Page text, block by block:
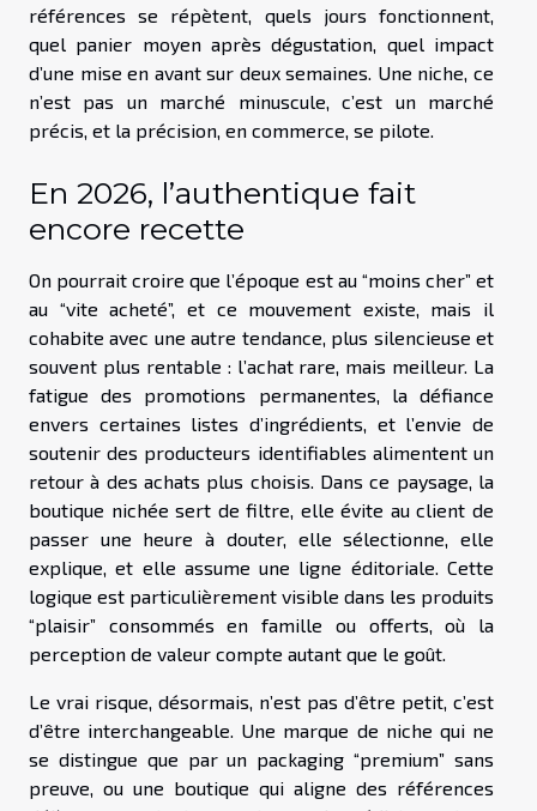
références se répètent, quels jours fonctionnent,
quel panier moyen après dégustation, quel impact
d’une mise en avant sur deux semaines. Une niche, ce
n’est pas un marché minuscule, c’est un marché
précis, et la précision, en commerce, se pilote.
En 2026, l’authentique fait
encore recette
On pourrait croire que l’époque est au “moins cher” et
au “vite acheté”, et ce mouvement existe, mais il
cohabite avec une autre tendance, plus silencieuse et
souvent plus rentable : l’achat rare, mais meilleur. La
fatigue des promotions permanentes, la défiance
envers certaines listes d’ingrédients, et l’envie de
soutenir des producteurs identifiables alimentent un
retour à des achats plus choisis. Dans ce paysage, la
boutique nichée sert de filtre, elle évite au client de
passer une heure à douter, elle sélectionne, elle
explique, et elle assume une ligne éditoriale. Cette
logique est particulièrement visible dans les produits
“plaisir” consommés en famille ou offerts, où la
perception de valeur compte autant que le goût.
Le vrai risque, désormais, n’est pas d’être petit, c’est
d’être interchangeable. Une marque de niche qui ne
se distingue que par un packaging “premium” sans
preuve, ou une boutique qui aligne des références